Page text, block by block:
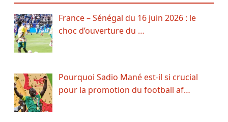
France – Sénégal du 16 juin 2026 : le
choc d’ouverture du …
Pourquoi Sadio Mané est-il si crucial
pour la promotion du football af…